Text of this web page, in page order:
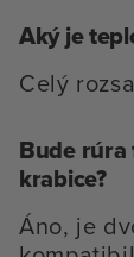
Aký je
Celý
Bude rúra
krabice?
Áno, je